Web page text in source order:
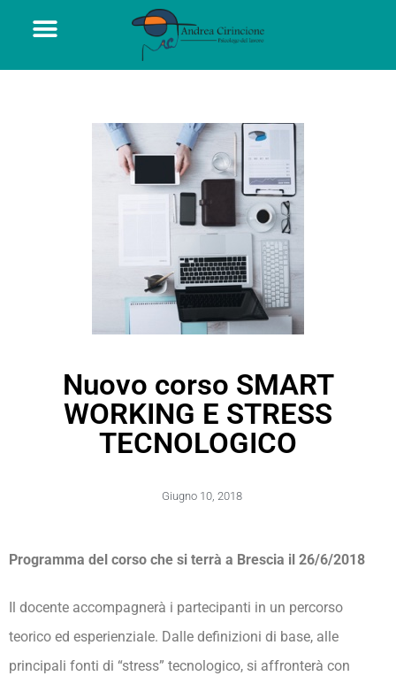
Nuovo corso SMART
WORKING E STRESS
TECNOLOGICO
Giugno 10, 2018
Programma del corso che si terrà a Brescia il 26/6/2018
Il docente accompagnerà i partecipanti in un percorso
teorico ed esperienziale. Dalle definizioni di base, alle
principali fonti di “stress” tecnologico, si affronterà con